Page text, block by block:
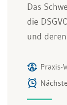
Das
die
und
Praxis-